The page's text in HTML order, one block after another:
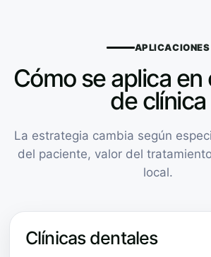
APLICACIONES
Cómo se aplica
de clínica
La estrategia cambia según
del paciente, valor del
local.
Clínicas dentales